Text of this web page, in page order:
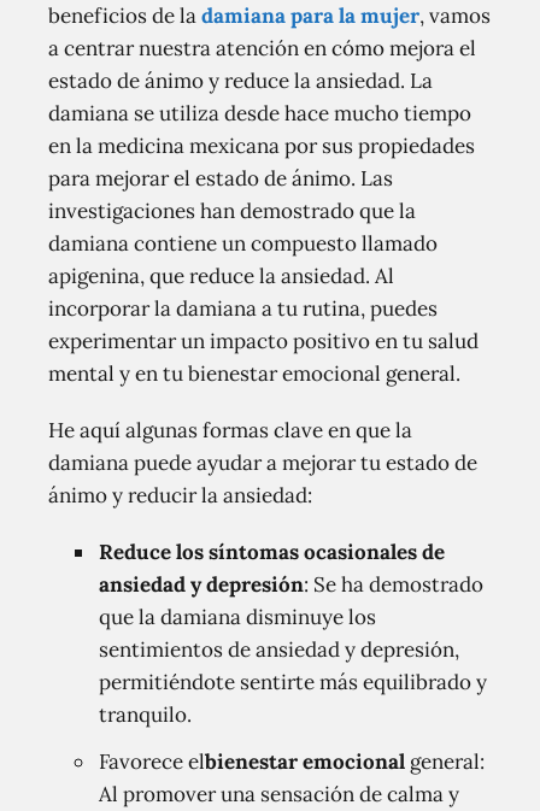
beneficios de ladamiana para la mujer, vamos
a centrar nuestra atención en cómo mejora el
estado de ánimo y reduce la ansiedad. La
damiana se utiliza desde hace mucho tiempo
en la medicina mexicana por sus propiedades
para mejorar el estado de ánimo. Las
investigaciones han demostrado que la
damiana contiene un compuesto llamado
apigenina, que reduce la ansiedad. Al
incorporar la damiana a tu rutina, puedes
experimentar un impacto positivo en tu salud
mental y en tu bienestar emocional general.
He aquí algunas formas clave en que la
damiana puede ayudar a mejorar tu estado de
ánimo y reducir la ansiedad:
Reduce los síntomas ocasionales de
ansiedad y depresión: Se ha demostrado
que la damiana disminuye los
sentimientos de ansiedad y depresión,
permitiéndote sentirte más equilibrado y
tranquilo.
Favorece elbienestar emocional general:
Al promover una sensación de calma y